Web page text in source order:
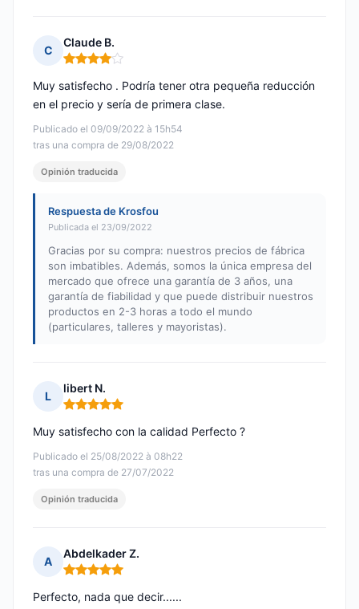
C
Claude B.
Nota: 4 de 5
Publicado el 09/09/2022 à 15h54
tras una compra de 29/08/2022
Muy satisfecho . Podría tener otra pequeña reducción
en el precio y sería de primera clase.
Opinión traducida
Respuesta de Krosfou
Publicada el 23/09/2022
Gracias por su compra: nuestros precios de fábrica
son imbatibles. Además, somos la única empresa del
mercado que ofrece una garantía de 3 años, una
garantía de fiabilidad y que puede distribuir nuestros
productos en 2-3 horas a todo el mundo
(particulares, talleres y mayoristas).
L
libert N.
Nota: 5 de 5
Publicado el 25/08/2022 à 08h22
tras una compra de 27/07/2022
Muy satisfecho con la calidad Perfecto ?
Opinión traducida
A
Abdelkader Z.
Nota: 5 de 5
Perfecto, nada que decir......